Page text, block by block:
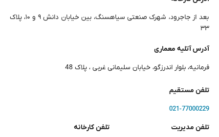
بعد از جاجرود، شهرک صنعتی سیاهسنگ، بین خیابان دانش ۹ و ۱۰، پلاک
۳۳
آدرس آتلیه معماری
فرمانیه، بلوار اندرزگو، خیابان سلیمانی غربی ، پلاک 48
تلفن مستقیم
021-77000229
تلفن مدیریت تلفن کارخانه